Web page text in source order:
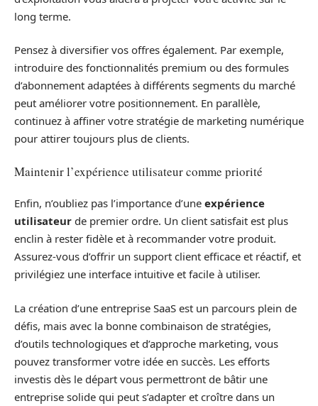
long terme.
Pensez à diversifier vos offres également. Par exemple,
introduire des fonctionnalités premium ou des formules
d’abonnement adaptées à différents segments du marché
peut améliorer votre positionnement. En parallèle,
continuez à affiner votre stratégie de marketing numérique
pour attirer toujours plus de clients.
Maintenir l’expérience utilisateur comme priorité
Enfin, n’oubliez pas l’importance d’une expérience
utilisateur de premier ordre. Un client satisfait est plus
enclin à rester fidèle et à recommander votre produit.
Assurez-vous d’offrir un support client efficace et réactif, et
privilégiez une interface intuitive et facile à utiliser.
La création d’une entreprise SaaS est un parcours plein de
défis, mais avec la bonne combinaison de stratégies,
d’outils technologiques et d’approche marketing, vous
pouvez transformer votre idée en succès. Les efforts
investis dès le départ vous permettront de bâtir une
entreprise solide qui peut s’adapter et croître dans un